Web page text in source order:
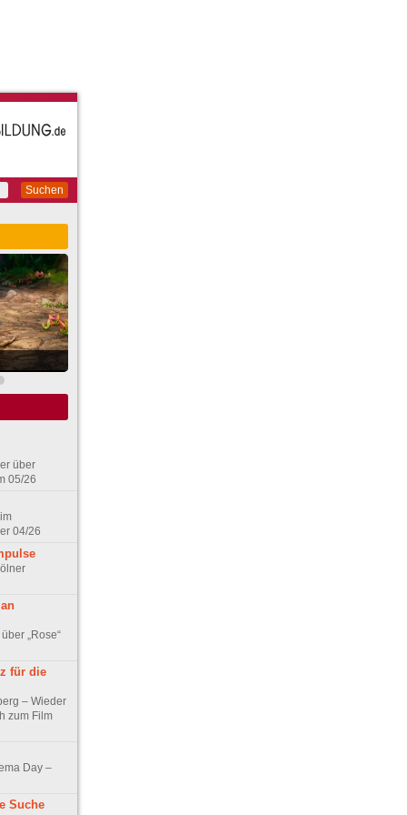
Suchen
über
05/26
04/26
„Rose“
für die
– Wieder
zum Film
Day –
Suche